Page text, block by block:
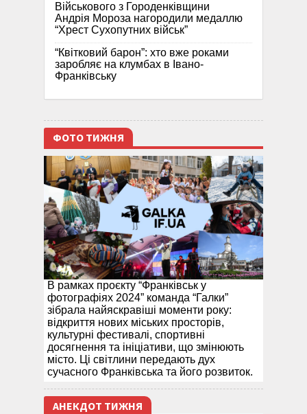
Військового з Городенківщини
Андрія Мороза нагородили медаллю
“Хрест Сухопутних військ”
“Квітковий барон”: хто вже роками
заробляє на клумбах в Івано-
Франківську
ФОТО ТИЖНЯ
В рамках проєкту “Франківськ у
фотографіях 2024” команда “Галки”
зібрала найяскравіші моменти року:
відкриття нових міських просторів,
культурні фестивалі, спортивні
досягнення та ініціативи, що змінюють
місто. Ці світлини передають дух
сучасного Франківська та його розвиток.
АНЕКДОТ ТИЖНЯ